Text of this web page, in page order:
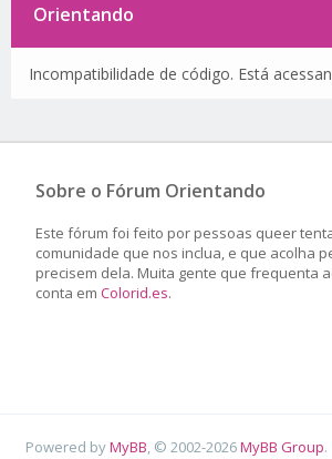
Orientando
Incompatibilidade de código. Está
Sobre o Fórum Orientando
Este fórum foi feito por pessoas queer
comunidade que nos inclua, e que acolha
precisem dela. Muita gente que frequenta
conta em Colorid.es.
Powered byMyBB , © 2002-2026MyBB Group.